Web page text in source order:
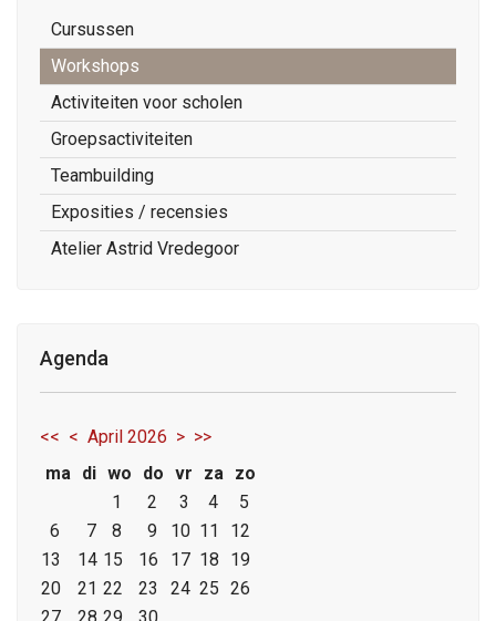
Cursussen
Workshops
Activiteiten voor scholen
Groepsactiviteiten
Teambuilding
Exposities / recensies
Atelier Astrid Vredegoor
Agenda
<< < April 2026 > >>
ma di wo do vr za zo
1
2 3 4
5
6
7 8 9 10 11
12
13
14 15 16 17 18
19
20
21 22 23 24 25 26